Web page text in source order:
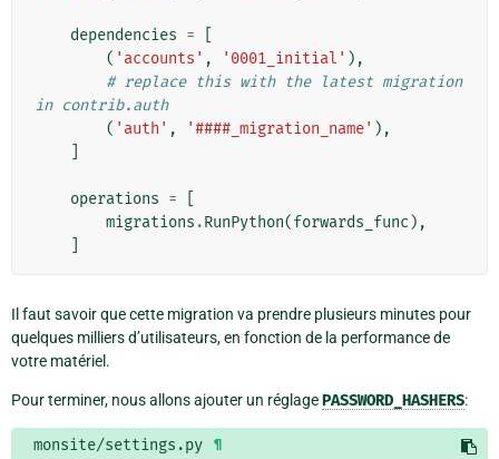
dependencies =
( 'accounts' , '0001_initial' ),
# replace this with the latest migration
in contrib.auth
( 'auth' , '####_migration_name' ),
operations =
migrations .RunPython(forwards_func ),
Il faut savoir que cette migration va prendre plusieurs minutes pour
quelques milliers d’utilisateurs, en fonction de la performance de
votre matériel.
Pour terminer, nous allons ajouter un réglagePASSWORD_HASHERS:
monsite/settings.py ¶